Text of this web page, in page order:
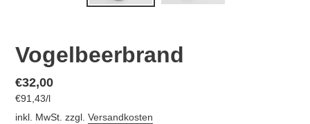
Vogelbeerbrand
Normaler
Preis
€32,00
Einzelpreis
€91,43/pro
l
inkl. MwSt. zzgl. Versandkosten